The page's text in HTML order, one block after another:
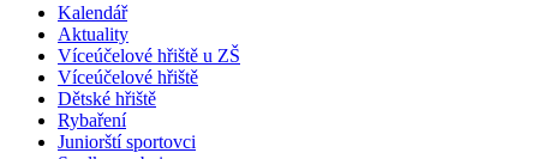
Kalendář
Aktuality
Víceúčelové hřiště u ZŠ
Víceúčelové hřiště
Dětské hřiště
Rybaření
Juniorští sportovci